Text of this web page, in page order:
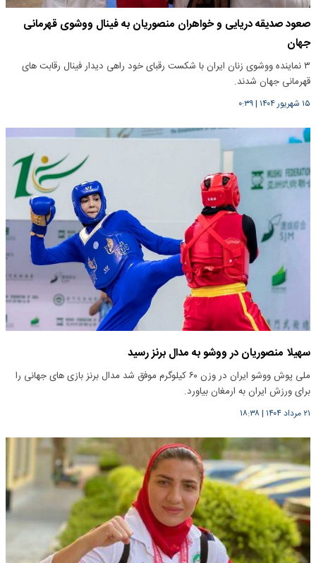
صعود صدیقه دریایی و خواهران منصوریان به فینال ووشوی قهرمانی
جهان
۳ نماینده ووشوی زنان ایران با شکست رقبای خود راهی دیدار فینال رقابت های
قهرمانی جهان شدند.
۱۵ شهریور ۱۴۰۴ |۰:۳۹
سهیلا منصوریان در ووشو به مدال برنز رسید
ملی پوش ووشو ایران در وزن ۶۰ کیلوگرم موفق شد مدال برنز بازی های جهانی را
برای ورزش ایران به ارمغان بیاورد.
۲۱ مرداد ۱۴۰۴ |۱۸:۳۸